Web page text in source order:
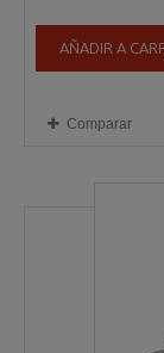
AÑADIR A
Comparar